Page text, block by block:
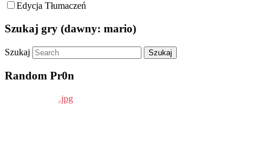
Edycja Tłumaczeń
Szukaj gry (dawny: mario)
Szukaj
Random Pr0n